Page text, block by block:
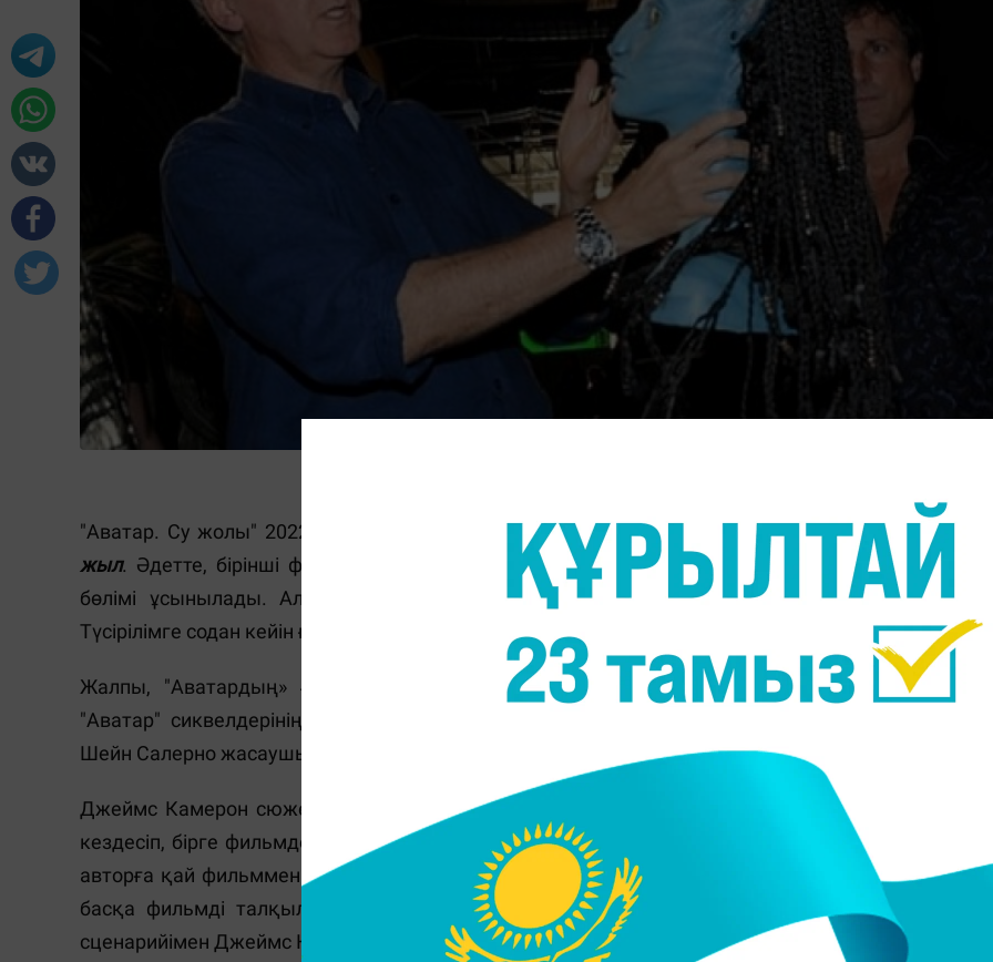
"Аватар. Су жолы" 2022 жылы жарық көрді. Яғни, бірінші фильммен екінші фильмнің арасы
жыл. Әдетте, бірінші фильм жақсы жетістікке жетсе, көрермендерге көп ұзамай оның екінші
бөлімі ұсынылады. Алайда Джеймс Камерон бірінші фильмнің өзіне 5 жыл дайындалған.
Түсірілімге содан кейін ғана кіріскен.
Жалпы, "Аватардың» 4 сиквелін
түсіру жоспарланған. Джеймс Кэмеронның айтуынша, ол
"Аватар" сиквелдерінің сценарийлерін Рик Джаффа, Аманда Сильвер, Джош Фридман және
Шейн Салерно жасаушылар командаларының арасына бөліп тастаған.
Джеймс Камерон сюжеттік процесті былай деп суреттейді: "Менің ойымша, біз шамамен 7 ай
кездесіп, бірге фильмдегі барлық оқиғаларды тақтаға ілдік. Бірақ мен ең соңғы күнге дейін әр
авторға қай фильммен жұмыс істейтінін айтпадым. Егер мен сценарийді алдын ала берсем, біз
басқа фильмді талқылау кезінде олар оған қатыспайтынын білдім". "Аватар. Су жолының"
сценарийімен Джеймс Камеронның өзі және Джош Фридман жұмыс істеген.